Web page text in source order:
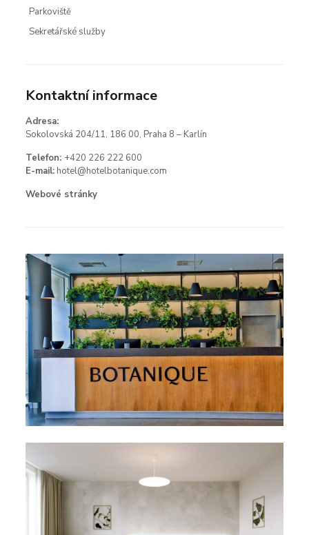
Parkoviště
Sekretářské služby
Kontaktní informace
Adresa:
Sokolovská 204/11, 186 00, Praha 8 – Karlín
Telefon: +420 226 222 600
E-mail: hotel@hotelbotanique.com
Webové stránky